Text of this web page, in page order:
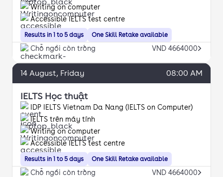
Results in 1 to 5 days
Writing on computer
One Skill Retake available
Accessible IELTS test centre
Chỗ ngồi còn trống VND 4664000
14 August, Friday 08:00 AM
IELTS Học thuật
IDP IELTS Vietnam Da Nang (IELTS on Computer)
Results in 1 to 5 days
IELTS trên máy tính
Writing on computer
One Skill Retake available
Accessible IELTS test centre
Chỗ ngồi còn trống VND 4664000